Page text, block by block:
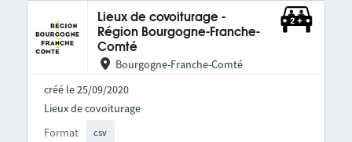
Lieux de covoiturage -
Région Bourgogne-Franche-
Comté
Bourgogne-Franche-Comté
créé le 25/09/2020
Format csv
Lieux de covoiturage